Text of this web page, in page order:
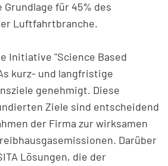
für 45% des
Luftfahrtbranche.
Initiative "Science Based
kurz- und langfristige
genehmigt. Diese
Ziele sind entscheidend
der Firma zur wirksamen
Darüber
Lösungen, die der